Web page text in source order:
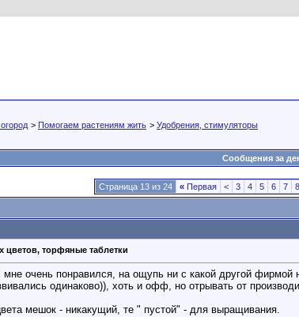
> Помогаем растениям жить > Удобрения, стимуляторы
Сообщения за
Страница 13 из 24 « Первая < 3 4 5 6 7 8
цветов, торфяные таблетки
очень понравился, на ощупь ни с какой другой
одинаково)), хоть и офф, но отрывать от
мешок - никакущий, те " пустой" - для выращивания.